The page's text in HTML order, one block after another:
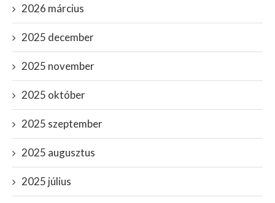
2026 március
2025 december
2025 november
2025 október
2025 szeptember
2025 augusztus
2025 július